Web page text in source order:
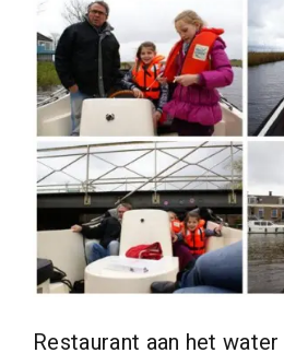
Restaurant aan het